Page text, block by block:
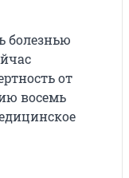
болезнью
от
восемь